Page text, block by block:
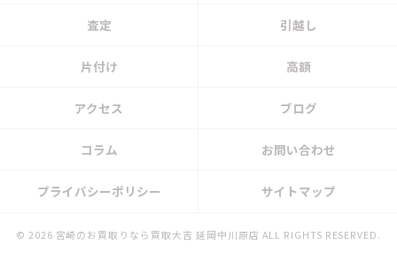
査定 引越し
片付け 高額
アクセス ブログ
コラム お問い合わせ
プライバシーポリシー サイトマップ
© 2026 宮崎のお買取りなら買取大吉 延岡中川原店 ALL RIGHTS RESERVED.